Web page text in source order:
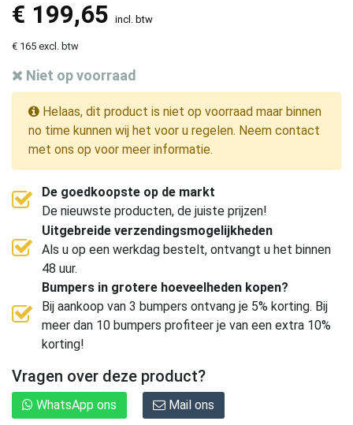
€ 199,65 incl. btw
€ 165 excl. btw
Niet op voorraad
Helaas, dit product is niet op voorraad maar binnen
no time kunnen wij het voor u regelen. Neem contact
met ons op voor meer informatie.
De goedkoopste op de markt
De nieuwste producten, de juiste prijzen!
Uitgebreide verzendingsmogelijkheden
Als u op een werkdag bestelt, ontvangt u het binnen
48 uur.
Bumpers in grotere hoeveelheden kopen?
Bij aankoop van 3 bumpers ontvang je 5% korting. Bij
meer dan 10 bumpers profiteer je van een extra 10%
korting!
Vragen over deze product?
WhatsApp ons Mail ons